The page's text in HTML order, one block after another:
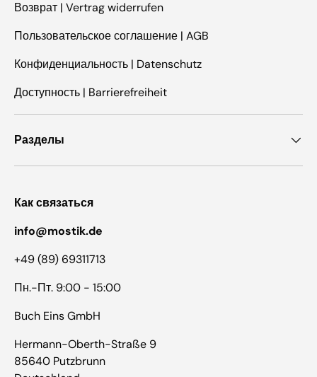
Возврат | Vertrag widerrufen
Пользовательское соглашение | AGB
Конфиденциальность | Datenschutz
Доступность | Barrierefreiheit
Разделы
Как связаться
info@mostik.de
+49 (89) 69311713
Пн.-Пт. 9:00 - 15:00
Buch Eins GmbH
Hermann-Oberth-Straße 9
85640 Putzbrunn